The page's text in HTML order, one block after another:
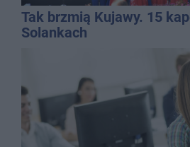
Tak brzmią Kujawy. 15
Solankach